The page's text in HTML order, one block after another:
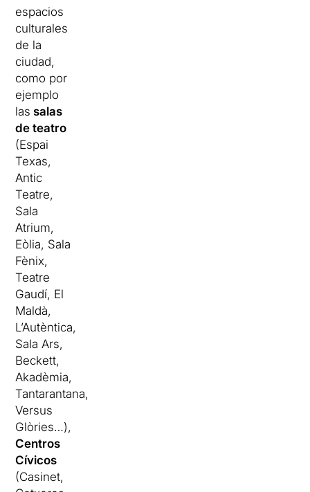
espacios
culturales
de la
ciudad,
como por
ejemplo
las salas
de teatro
(Espai
Texas,
Antic
Teatre,
Sala
Atrium,
Eòlia, Sala
Fènix,
Teatre
Gaudí, El
Maldà,
L’Autèntica,
Sala Ars,
Beckett,
Akadèmia,
Tantarantana,
Versus
Glòries…),
Centros
Cívicos
(Casinet,